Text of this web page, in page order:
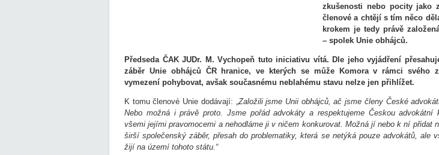
zkušenosti nebo pocity jako
členové a chtějí s tím něco
krokem je tedy právě
– spolek Unie obhájců.
Předseda ČAK JUDr. M. Vychopeň tuto iniciativu vítá. Dle jeho vyjádření
záběr Unie obhájců ČR hranice, ve kterých se může Komora v rámci svého
vymezení pohybovat, avšak současnému neblahému stavu nelze jen přihlížet.
K tomu členové Unie dodávají: „ Založili jsme Unii obhájců, ač jsme členy České
Nebo možná i právě proto. Jsme pořád advokáty a respektujeme Českou advokátní
všemi jejími pravomocemi a nehodláme ji v ničem konkurovat. Možná jí nebo k ní přidat
širší společenský záběr, přesah do problematiky, která se netýká pouze advokátů, ale
žijí na území tohoto státu.“